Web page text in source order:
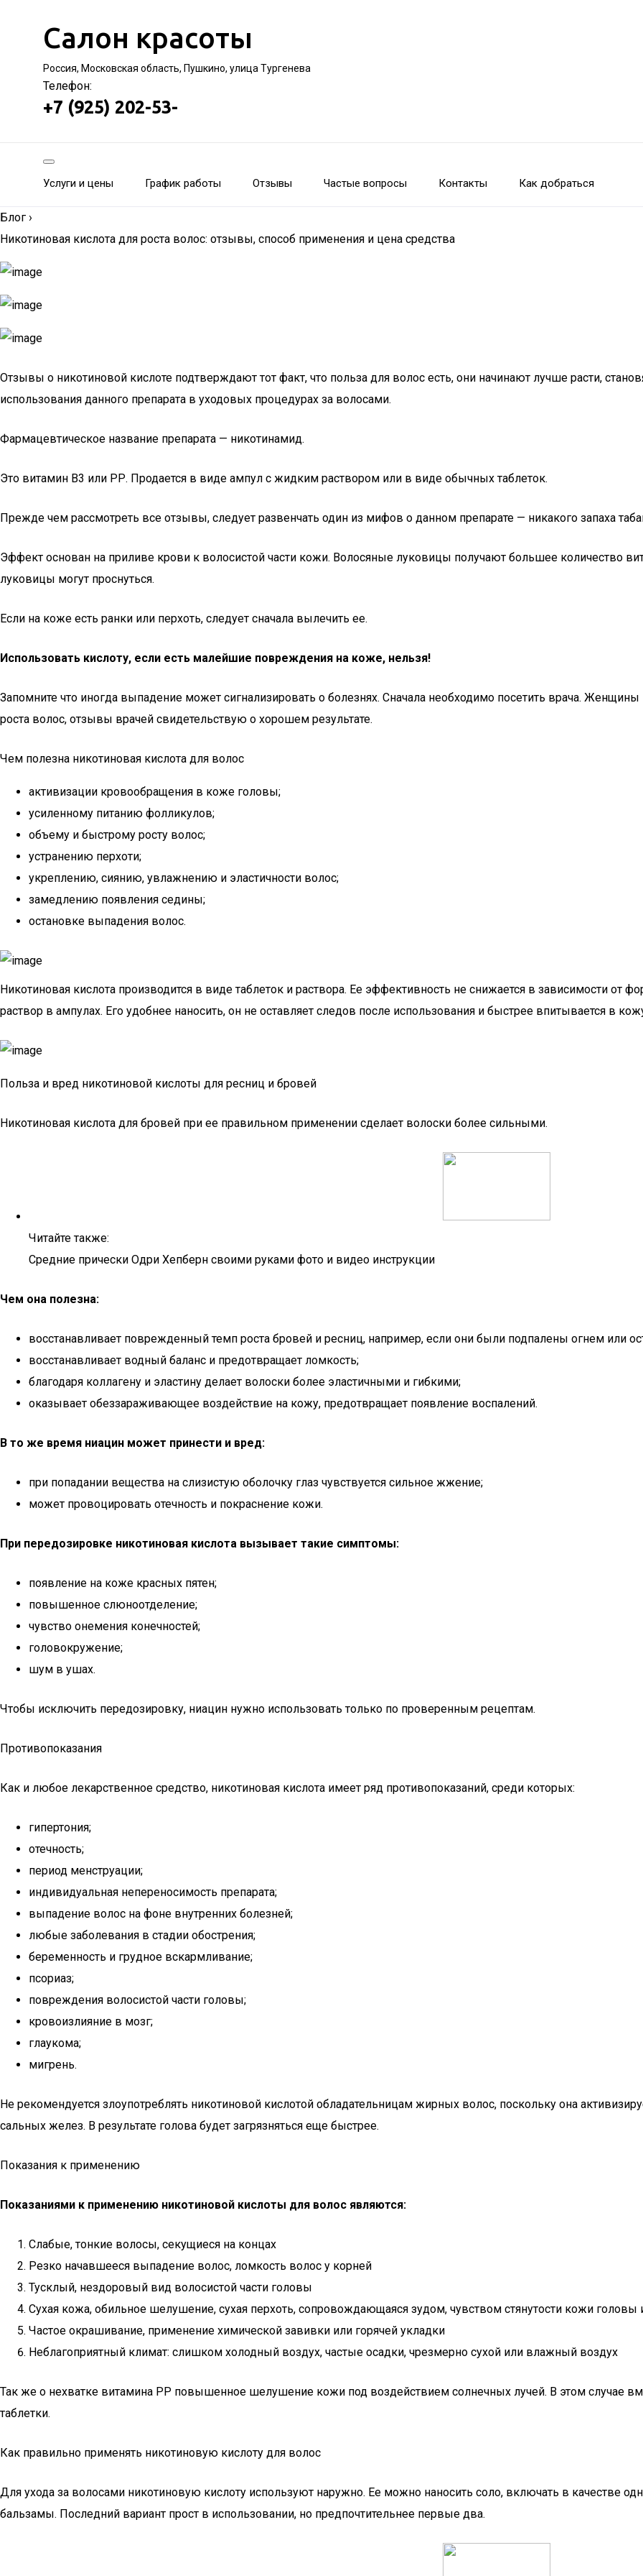
Салон красоты
Россия, Московская область, Пушкино, улица Тургенева
Телефон:
+7 (925) 202-53-
Услуги и цены График работы Отзывы Частые вопросы Контакты Как добраться
Блог ›
Никотиновая кислота для роста волос: отзывы, способ применения и цена средства
Отзывы о никотиновой кислоте подтверждают тот факт, что польза для волос есть, они начинают лучше расти,
использования данного препарата в уходовых процедурах за волосами.
Фармацевтическое название препарата — никотинамид.
Это витамин В3 или РР. Продается в виде ампул с жидким раствором или в виде обычных таблеток.
Прежде чем рассмотреть все отзывы, следует развенчать один из мифов о данном препарате — никакого запаха
Эффект основан на приливе крови к волосистой части кожи. Волосяные луковицы получают большее количество
луковицы могут проснуться.
Если на коже есть ранки или перхоть, следует сначала вылечить ее.
Использовать кислоту, если есть малейшие повреждения на коже, нельзя!
Запомните что иногда выпадение может сигнализировать о болезнях. Сначала необходимо посетить врача.
роста волос, отзывы врачей свидетельствую о хорошем результате.
Чем полезна никотиновая кислота для волос
активизации кровообращения в коже головы;
усиленному питанию фолликулов;
объему и быстрому росту волос;
устранению перхоти;
укреплению, сиянию, увлажнению и эластичности волос;
замедлению появления седины;
остановке выпадения волос.
Никотиновая кислота производится в виде таблеток и раствора. Ее эффективность не снижается в зависимости от
раствор в ампулах. Его удобнее наносить, он не оставляет следов после использования и быстрее впитывается в
Польза и вред никотиновой кислоты для ресниц и бровей
Никотиновая кислота для бровей при ее правильном применении сделает волоски более сильными.
Читайте также:
Средние прически Одри Хепберн своими руками фото и видео инструкции
Чем она полезна:
восстанавливает поврежденный темп роста бровей и ресниц, например, если они были подпалены огнем или
восстанавливает водный баланс и предотвращает ломкость;
благодаря коллагену и эластину делает волоски более эластичными и гибкими;
оказывает обеззараживающее воздействие на кожу, предотвращает появление воспалений.
В то же время ниацин может принести и вред:
при попадании вещества на слизистую оболочку глаз чувствуется сильное жжение;
может провоцировать отечность и покраснение кожи.
При передозировке никотиновая кислота вызывает такие симптомы:
появление на коже красных пятен;
повышенное слюноотделение;
чувство онемения конечностей;
головокружение;
шум в ушах.
Чтобы исключить передозировку, ниацин нужно использовать только по проверенным рецептам.
Противопоказания
Как и любое лекарственное средство, никотиновая кислота имеет ряд противопоказаний, среди которых:
гипертония;
отечность;
период менструации;
индивидуальная непереносимость препарата;
выпадение волос на фоне внутренних болезней;
любые заболевания в стадии обострения;
беременность и грудное вскармливание;
псориаз;
повреждения волосистой части головы;
кровоизлияние в мозг;
глаукома;
мигрень.
Не рекомендуется злоупотреблять никотиновой кислотой обладательницам жирных волос, поскольку она
сальных желез. В результате голова будет загрязняться еще быстрее.
Показания к применению
Показаниями к применению никотиновой кислоты для волос являются:
Слабые, тонкие волосы, секущиеся на концах
Резко начавшееся выпадение волос, ломкость волос у корней
Тусклый, нездоровый вид волосистой части головы
Сухая кожа, обильное шелушение, сухая перхоть, сопровождающаяся зудом, чувством стянутости кожи
Частое окрашивание, применение химической завивки или горячей укладки
Неблагоприятный климат: слишком холодный воздух, частые осадки, чрезмерно сухой или влажный воздух
Так же о нехватке витамина PP повышенное шелушение кожи под воздействием солнечных лучей. В этом случае
таблетки.
Как правильно применять никотиновую кислоту для волос
Для ухода за волосами никотиновую кислоту используют наружно. Ее можно наносить соло, включать в качестве
бальзамы. Последний вариант прост в использовании, но предпочтительнее первые два.